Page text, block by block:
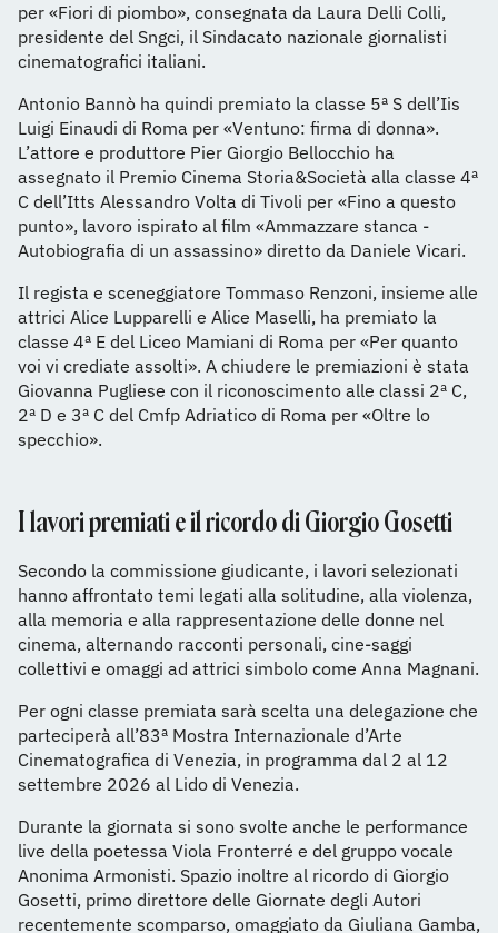
per «Fiori di piombo», consegnata da Laura Delli Colli,
presidente del Sngci, il Sindacato nazionale giornalisti
cinematografici italiani.
Antonio Bannò ha quindi premiato la classe 5ª S dell’Iis
Luigi Einaudi di Roma per «Ventuno: firma di donna».
L’attore e produttore Pier Giorgio Bellocchio ha
assegnato il Premio Cinema Storia&Società alla classe 4ª
C dell’Itts Alessandro Volta di Tivoli per «Fino a questo
punto», lavoro ispirato al film «Ammazzare stanca -
Autobiografia di un assassino» diretto da Daniele Vicari.
Il regista e sceneggiatore Tommaso Renzoni, insieme alle
attrici Alice Lupparelli e Alice Maselli, ha premiato la
classe 4ª E del Liceo Mamiani di Roma per «Per quanto
voi vi crediate assolti». A chiudere le premiazioni è stata
Giovanna Pugliese con il riconoscimento alle classi 2ª C,
2ª D e 3ª C del Cmfp Adriatico di Roma per «Oltre lo
specchio».
I lavori premiati e il ricordo di Giorgio Gosetti
Secondo la commissione giudicante, i lavori selezionati
hanno affrontato temi legati alla solitudine, alla violenza,
alla memoria e alla rappresentazione delle donne nel
cinema, alternando racconti personali, cine-saggi
collettivi e omaggi ad attrici simbolo come Anna Magnani.
Per ogni classe premiata sarà scelta una delegazione che
parteciperà all’83ª Mostra Internazionale d’Arte
Cinematografica di Venezia, in programma dal 2 al 12
settembre 2026 al Lido di Venezia.
Durante la giornata si sono svolte anche le performance
live della poetessa Viola Fronterré e del gruppo vocale
Anonima Armonisti. Spazio inoltre al ricordo di Giorgio
Gosetti, primo direttore delle Giornate degli Autori
recentemente scomparso, omaggiato da Giuliana Gamba,